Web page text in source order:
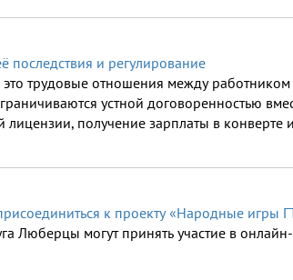
последствия и регулирование
это трудовые отношения между
устной договоренностью
лицензии, получение зарплаты в конверте
к проекту «Народные игры
Люберцы могут принять участие в